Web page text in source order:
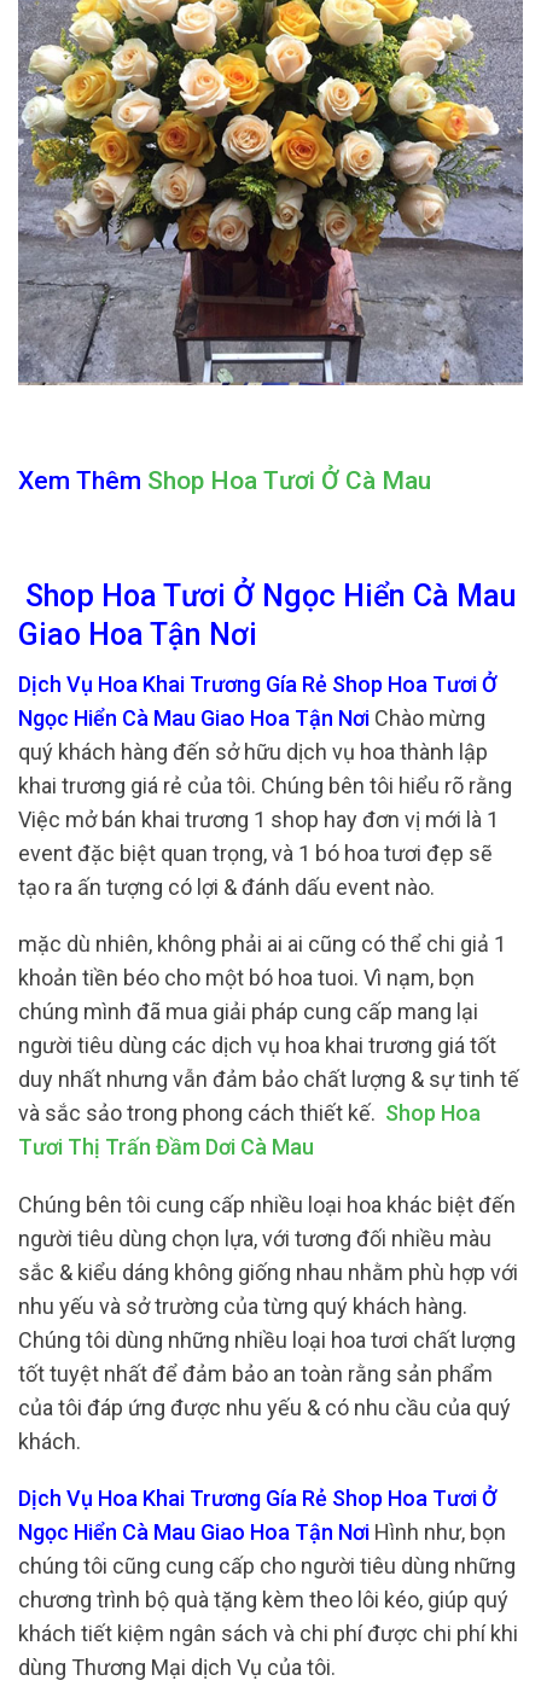
Xem Thêm Shop Hoa Tươi Ở Cà Mau
Shop Hoa Tươi Ở Ngọc Hiển Cà Mau
Giao Hoa Tận Nơi
Dịch Vụ Hoa Khai Trương Gía Rẻ Shop Hoa Tươi Ở
Ngọc Hiển Cà Mau Giao Hoa Tận Nơi Chào mừng
quý khách hàng đến sở hữu dịch vụ hoa thành lập
khai trương giá rẻ của tôi. Chúng bên tôi hiểu rõ rằng
Việc mở bán khai trương 1 shop hay đơn vị mới là 1
event đặc biệt quan trọng, và 1 bó hoa tươi đẹp sẽ
tạo ra ấn tượng có lợi & đánh dấu event nào.
mặc dù nhiên, không phải ai ai cũng có thể chi giả 1
khoản tiền béo cho một bó hoa tuoi. Vì nạm, bọn
chúng mình đã mua giải pháp cung cấp mang lại
người tiêu dùng các dịch vụ hoa khai trương giá tốt
duy nhất nhưng vẫn đảm bảo chất lượng & sự tinh tế
và sắc sảo trong phong cách thiết kế. Shop Hoa
Tươi Thị Trấn Đầm Dơi Cà Mau
Chúng bên tôi cung cấp nhiều loại hoa khác biệt đến
người tiêu dùng chọn lựa, với tương đối nhiều màu
sắc & kiểu dáng không giống nhau nhằm phù hợp với
nhu yếu và sở trường của từng quý khách hàng.
Chúng tôi dùng những nhiều loại hoa tươi chất lượng
tốt tuyệt nhất để đảm bảo an toàn rằng sản phẩm
của tôi đáp ứng được nhu yếu & có nhu cầu của quý
khách.
Dịch Vụ Hoa Khai Trương Gía Rẻ Shop Hoa Tươi Ở
Ngọc Hiển Cà Mau Giao Hoa Tận Nơi Hình như, bọn
chúng tôi cũng cung cấp cho người tiêu dùng những
chương trình bộ quà tặng kèm theo lôi kéo, giúp quý
khách tiết kiệm ngân sách và chi phí được chi phí khi
dùng Thương Mại dịch Vụ của tôi.